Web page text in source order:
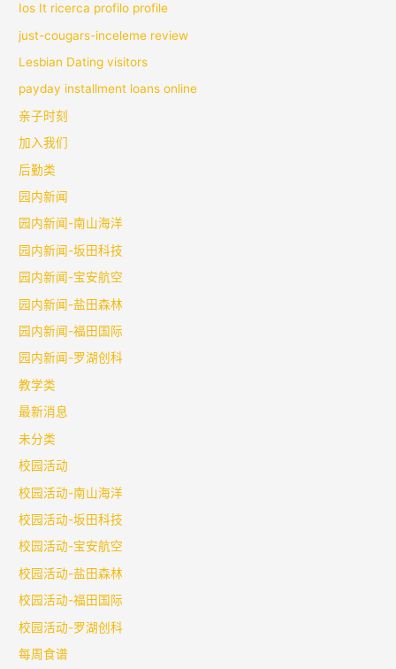
Ios It ricerca profilo profile
just-cougars-inceleme review
Lesbian Dating visitors
payday installment loans online
亲子时刻
加入我们
后勤类
园内新闻
园内新闻-南山海洋
园内新闻-坂田科技
园内新闻-宝安航空
园内新闻-盐田森林
园内新闻-福田国际
园内新闻-罗湖创科
教学类
最新消息
未分类
校园活动
校园活动-南山海洋
校园活动-坂田科技
校园活动-宝安航空
校园活动-盐田森林
校园活动-福田国际
校园活动-罗湖创科
每周食谱